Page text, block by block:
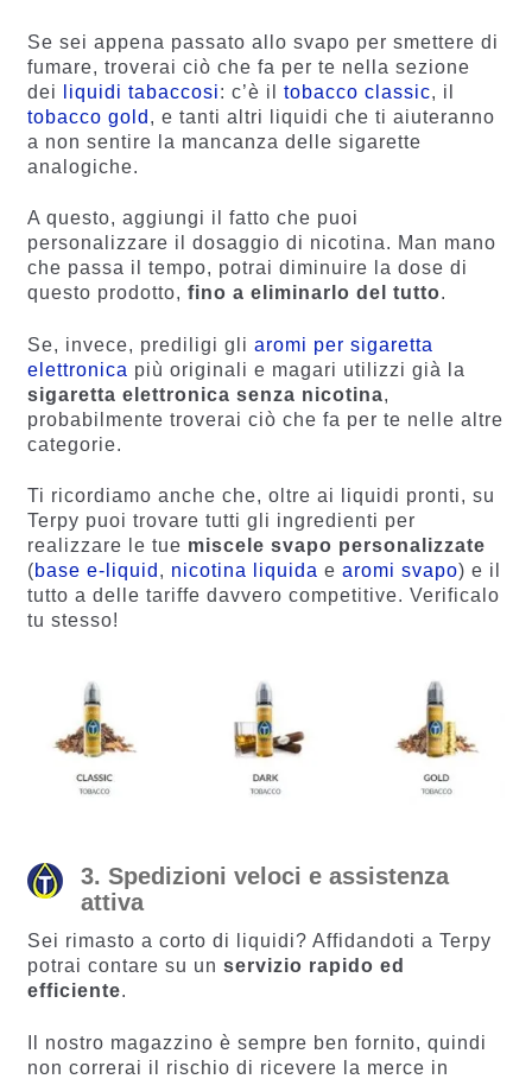
Se sei appena passato allo svapo per smettere di
fumare, troverai ciò che fa per te nella sezione
dei
liquidi tabaccosi: c’è il tobacco classic, il
tobacco gold , e tanti altri liquidi che ti aiuteranno
a non sentire la mancanza delle sigarette
analogiche.
A questo, aggiungi il fatto che puoi
personalizzare il dosaggio di nicotina. Man mano
che passa il tempo, potrai diminuire la dose di
questo prodotto, fino a eliminarlo del tutto.
Se, invece, prediligi gli aromi per sigaretta
elettronica più originali e magari utilizzi già la
sigaretta elettronica senza nicotina,
probabilmente troverai ciò che fa per te nelle altre
categorie.
Ti ricordiamo anche che, oltre ai liquidi pronti, su
Terpy puoi trovare tutti gli ingredienti per
realizzare le tue miscele svapo personalizzate
(base e-liquid , nicotina liquida e aromi svapo) e il
tutto a delle tariffe davvero competitive. Verificalo
tu stesso!
3. Spedizioni veloci e assistenza
attiva
Sei rimasto a corto di liquidi? Affidandoti a Terpy
potrai contare su un servizio rapido ed
efficiente.
Il nostro magazzino è sempre ben fornito, quindi
non correrai il rischio di ricevere la merce in